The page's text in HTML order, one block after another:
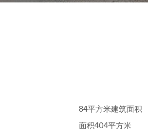
84平方米建筑面积
面积404平方米